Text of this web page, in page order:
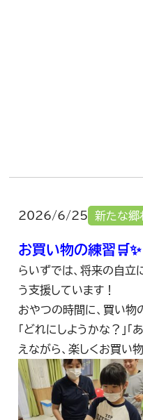
2026/6/25 新たな郷
お買い物の練習🛒✨
らいずでは、将来の自立
う支援しています！
おやつの時間に、買い物
「どれにしようかな？」
えながら、楽しくお買い